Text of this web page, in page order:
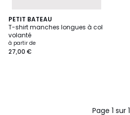
PETIT BATEAU
T-shirt manches longues à col
volanté
à partir de
27,00 €
Page 1 sur 1